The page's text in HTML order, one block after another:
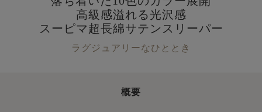
高級感溢れる光沢感
スーピマ超長綿サテンスリーパー
ラグジュアリーなひととき
概要